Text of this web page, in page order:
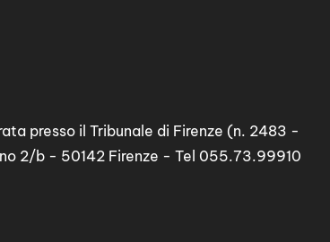
presso il Tribunale di Firenze (n. 2483 -
2/b - 50142 Firenze - Tel 055.73.99910